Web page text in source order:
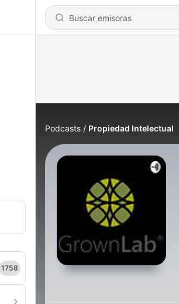
1758
Podcasts Propiedad Intelectual